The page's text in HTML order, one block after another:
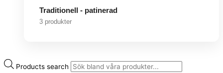
Traditionell - patinerad
3 produkter
Products search